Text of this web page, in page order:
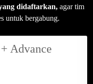
didaftarkan, agar tim
untuk bergabung.
Advance